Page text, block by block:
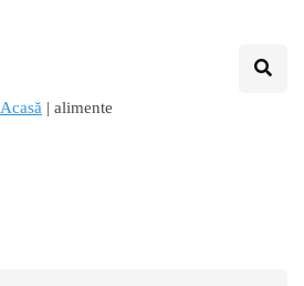
Acasă | alimente